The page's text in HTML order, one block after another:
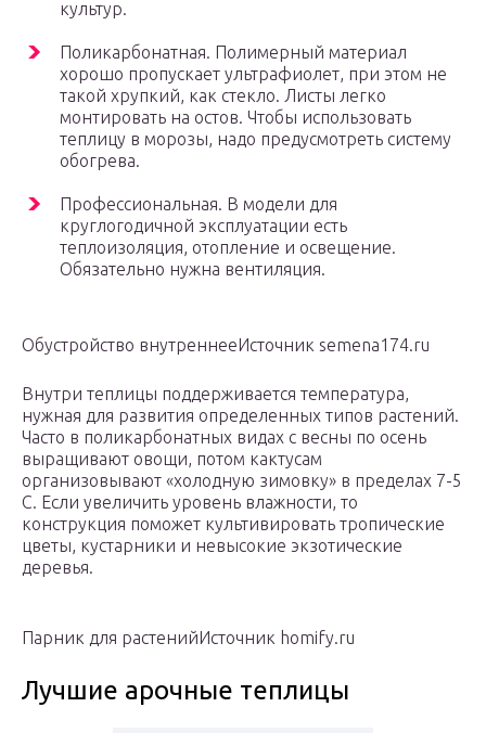
культур.
Поликарбонатная. Полимерный материал
хорошо пропускает ультрафиолет, при этом не
такой хрупкий, как стекло. Листы легко
монтировать на остов. Чтобы использовать
теплицу в морозы, надо предусмотреть систему
обогрева.
Профессиональная. В модели для
круглогодичной эксплуатации есть
теплоизоляция, отопление и освещение.
Обязательно нужна вентиляция.
Обустройство внутреннееИсточник semena174.ru
Внутри теплицы поддерживается температура,
нужная для развития определенных типов растений.
Часто в поликарбонатных видах с весны по осень
выращивают овощи, потом кактусам
организовывают «холодную зимовку» в пределах 7-5
С. Если увеличить уровень влажности, то
конструкция поможет культивировать тропические
цветы, кустарники и невысокие экзотические
деревья.
Парник для растенийИсточник homify.ru
Лучшие арочные теплицы